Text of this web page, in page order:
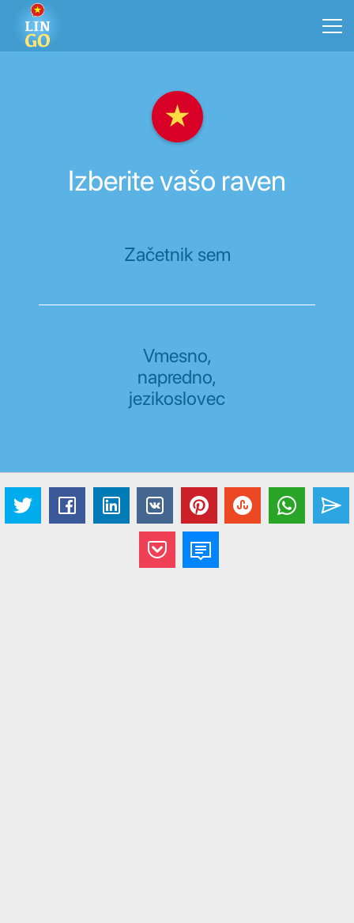
Izberite vašo raven
Začetnik sem
Vmesno,
napredno,
jezikoslovec